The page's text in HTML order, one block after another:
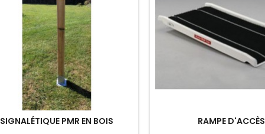
SIGNALÉTIQUE PMR EN BOIS RAMPE D'ACCÈS